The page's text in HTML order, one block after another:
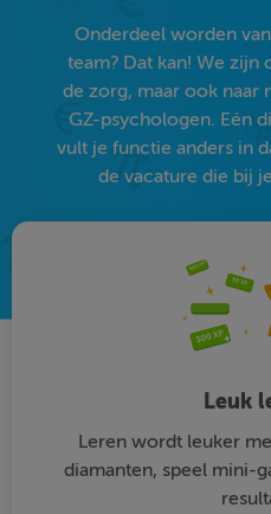
Onderdeel worden
team? Dat kan! We zijn
de zorg, maar ook naar
GZ-psychologen. Eén
vult je functie anders in
de vacature die bij
Leuk
Leren wordt leuker
diamanten, speel mini-